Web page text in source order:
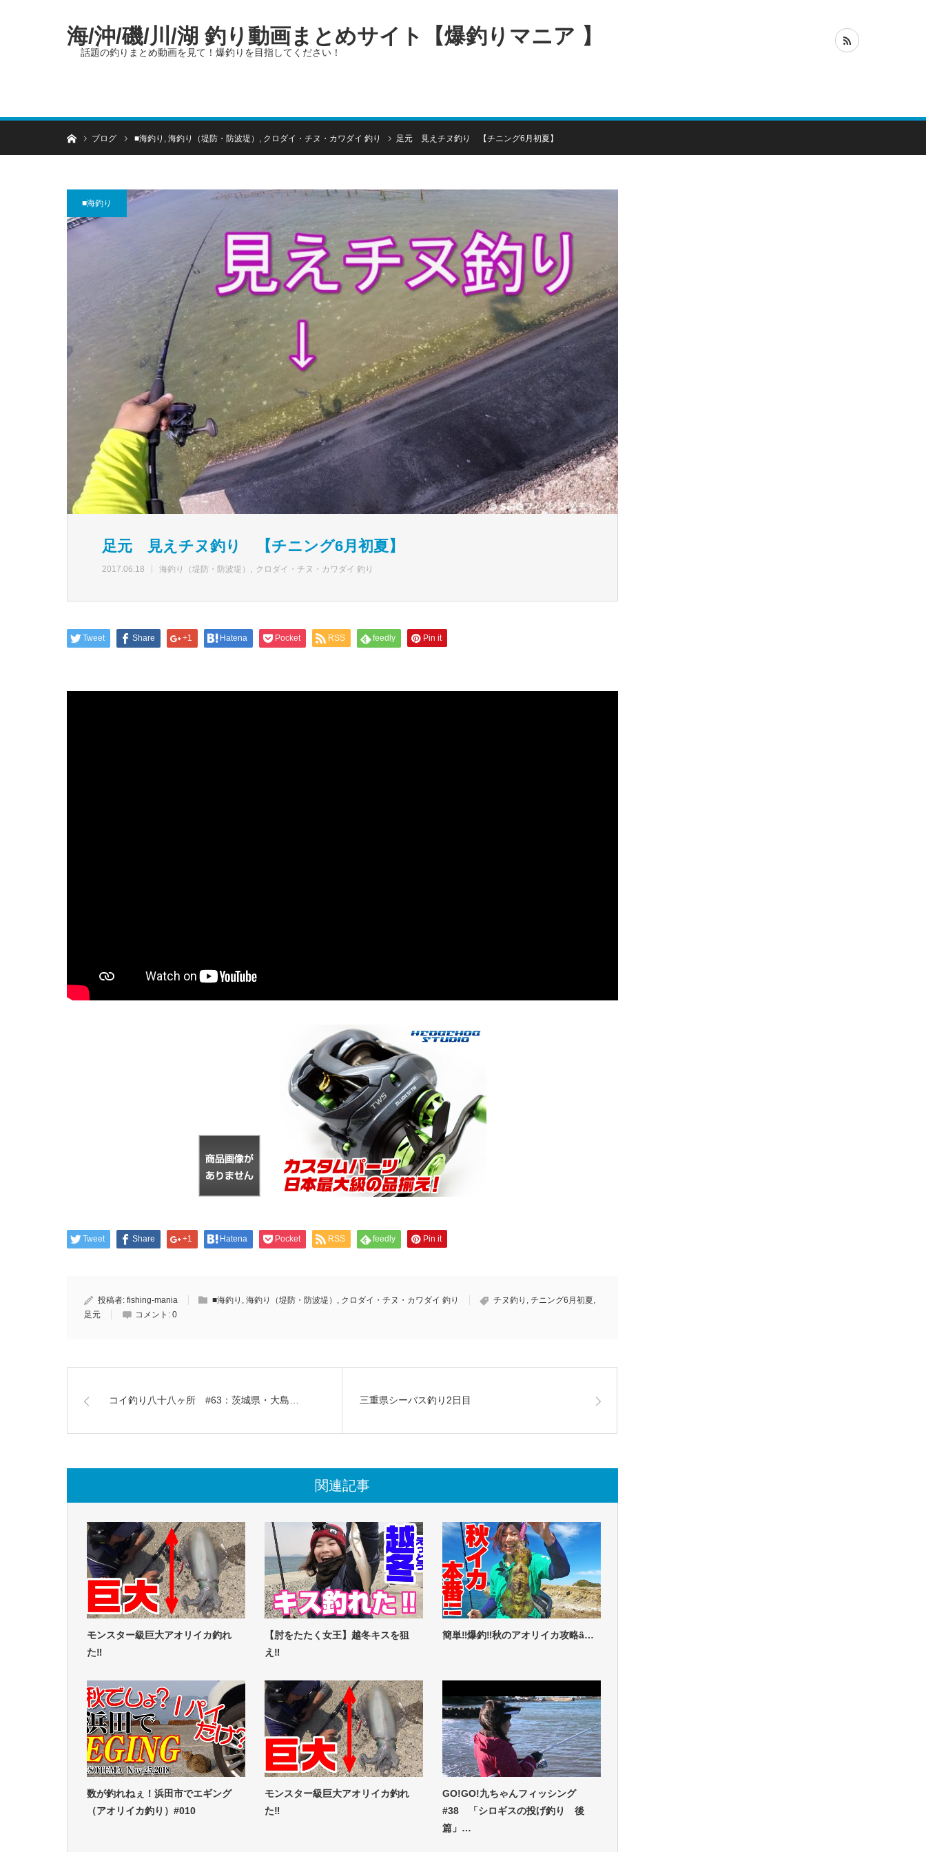
海/沖/磯/川/湖 釣り動画まとめサイト【爆釣りマニア 】
話題の釣りまとめ動画を見て！爆釣りを目指してください！
ホームブログ ■海釣り , 海釣り（堤防・防波堤） , クロダイ・チヌ・カワダイ 釣り 足元 見えチヌ釣り 【チニング6月初夏】
■海釣り
足元 見えチヌ釣り 【チニング6月初夏】
2017.06.18 海釣り（堤防・防波堤） クロダイ・チヌ・カワダイ 釣り
Tweet Share +1 Hatena Pocket RSS feedly Pin it
Tweet Share +1 Hatena Pocket RSS feedly Pin it
投稿者: fishing-mania ■海釣り , 海釣り（堤防・防波堤） , クロダイ・チヌ・カワダイ 釣り チヌ釣り , チニング6月初夏,
足元
コメント: 0
コイ釣り八十八ヶ所 #63：茨城県・大島… 三重県シーバス釣り2日目
関連記事
モンスター級巨大アオリイカ釣れ
た‼
【肘をたたく女王】越冬キスを狙
え‼
簡単‼爆釣‼秋のアオリイカ攻略ȃ…
数が釣れねぇ！浜田市でエギング
（アオリイカ釣り）#010
モンスター級巨大アオリイカ釣れ
た‼
GO!GO!九ちゃんフィッシング
#38 「シロギスの投げ釣り 後
篇」…